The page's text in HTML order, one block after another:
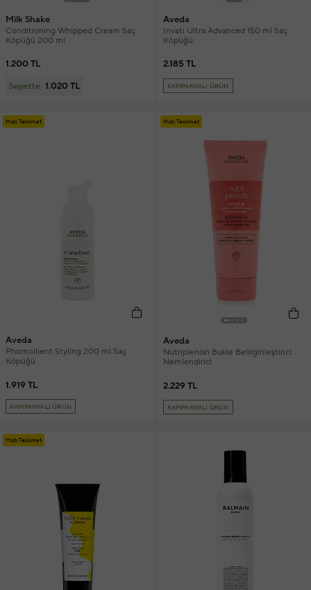
Milk Shake
Conditioning Whipped Cream Saç
Köpüğü 200 ml
1.200 TL
Sepette 1.020 TL
Aveda
Invati Ultra Advanced 150 ml Saç
Köpüğü
2.185 TL
KAMPANYALI ÜRÜN
Hızlı Teslimat
Aveda
Phomollient Styling 200 ml Saç
Köpüğü
1.919 TL
KAMPANYALI ÜRÜN
Hızlı Teslimat
Aveda
Nutriplenish Bukle Belirginleştirici
Nemlendirici
2.229 TL
KAMPANYALI ÜRÜN
Hızlı Teslimat